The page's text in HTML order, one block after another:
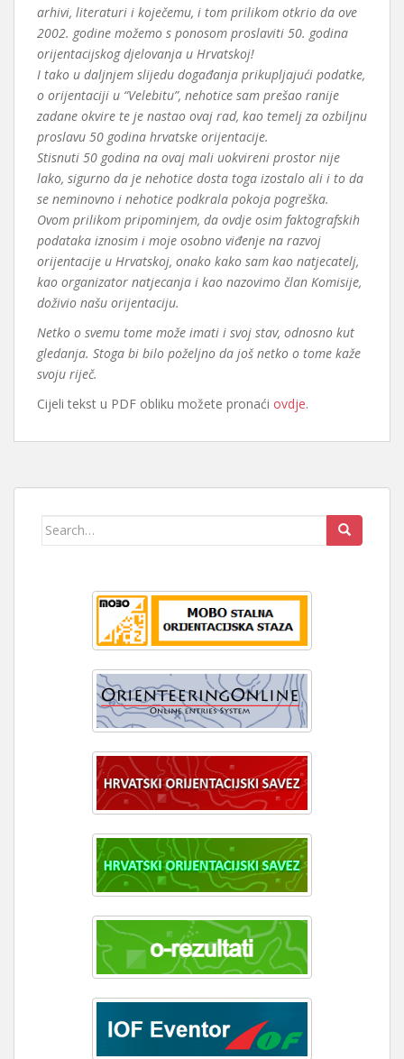
arhivi, literaturi i koječemu, i tom prilikom otkrio da ove
2002. godine možemo s ponosom proslaviti 50. godina
orijentacijskog djelovanja u Hrvatskoj!
I tako u daljnjem slijedu događanja prikupljajući podatke,
o orijentaciji u “Velebitu”, nehotice sam prešao ranije
zadane okvire te je nastao ovaj rad, kao temelj za ozbiljnu
proslavu 50 godina hrvatske orijentacije.
Stisnuti 50 godina na ovaj mali uokvireni prostor nije
lako, sigurno da je nehotice dosta toga izostalo ali i to da
se neminovno i nehotice podkrala pokoja pogreška.
Ovom prilikom pripominjem, da ovdje osim faktografskih
podataka iznosim i moje osobno viđenje na razvoj
orijentacije u Hrvatskoj, onako kako sam kao natjecatelj,
kao organizator natjecanja i kao nazovimo član Komisije,
doživio našu orijentaciju.
Netko o svemu tome može imati i svoj stav, odnosno kut
gledanja. Stoga bi bilo poželjno da još netko o tome kaže
svoju riječ.
Cijeli tekst u PDF obliku možete pronaći ovdje.
Search